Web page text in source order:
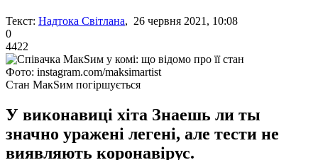
Текст: Надтока Світлана, 26 червня 2021, 10:08
0
4422
Фото: instagram.com/maksimartist
Стан МакSим погіршується
У виконавиці хіта Знаешь ли ты
значно уражені легені, але тести не
виявляють коронавірус.